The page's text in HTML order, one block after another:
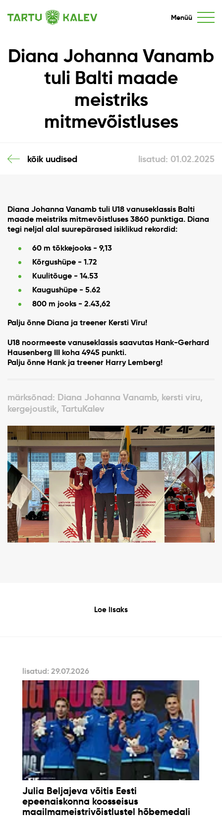
Menüü
Diana Johanna Vanamb
tuli Balti maade
meistriks
mitmevõistluses
kõik uudised lisatud: 01.02.2025
Diana Johanna Vanamb tuli U18 vanuseklassis Balti
maade meistriks mitmevõistluses 3860 punktiga. Diana
tegi neljal alal suurepärased isiklikud rekordid:
60 m tõkkejooks - 9,13
Kõrgushüpe - 1.72
Kuulitõuge - 14.53
Kaugushüpe - 5.62
800 m jooks - 2.43,62
Palju õnne Diana ja treener Kersti Viru!
U18 noormeeste vanuseklassis saavutas Hank-Gerhard
Hausenberg III koha 4945 punkti.
Palju õnne Hank ja treener Harry Lemberg!
märksõnad: Diana Johanna Vanamb, kersti viru,
kergejoustik, TartuKalev
Loe lisaks
lisatud: 29.07.2026
Julia Beljajeva võitis Eesti
epeenaiskonna koosseisus
maailmameistrivõistlustel hõbemedali